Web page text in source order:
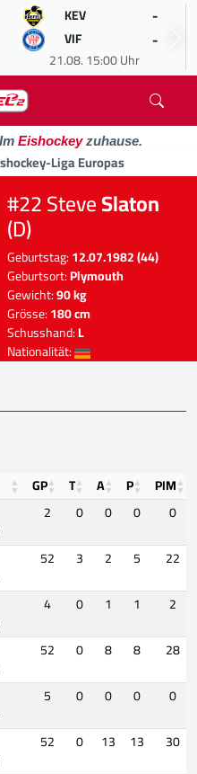
KEV -
VIF -
21.08. 15:00 Uhr
Eishockeyzuhause.
Liga Europas
#22 SteveSlaton
(D)
Geburtstag:12.07.1982 (44)
Geburtsort:Plymouth
Gewicht:90 kg
Grösse:180 cm
Schusshand:L
Nationalität:
GP T A P
PIM
2 0 0 0
0
52 3 2 5
22
4 0 1 1
2
52 0 8 8
28
5 0 0 0
0
52 0 13 13
30